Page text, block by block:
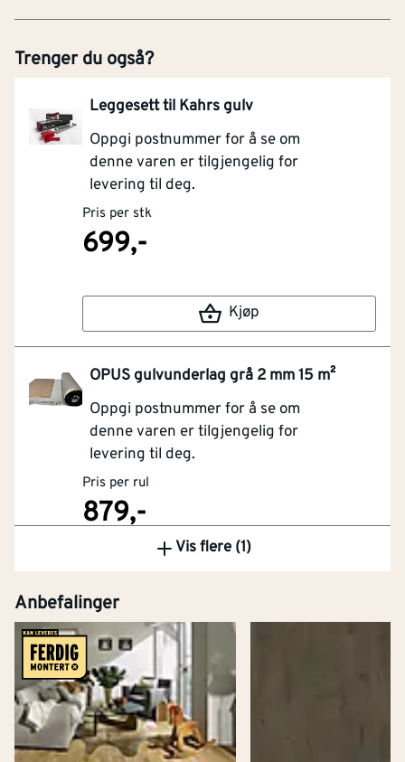
Trenger du også?
Leggesett til Kahrs gulv
Oppgi postnummer for å se om
denne varen er tilgjengelig for
levering til deg.
Pris per stk
699,-
Kjøp
OPUS gulvunderlag grå 2 mm 15 m²
Oppgi postnummer for å se om
denne varen er tilgjengelig for
levering til deg.
Pris per rul
879,-
Vis flere (1)
Anbefalinger